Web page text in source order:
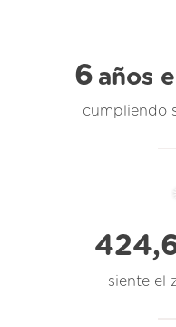
6 años
cumpliendo
siente el